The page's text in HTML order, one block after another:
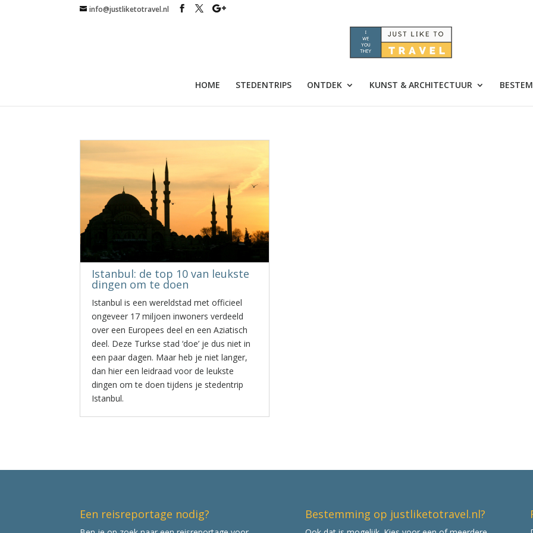
info@justliketotravel.nl
HOME STEDENTRIPS ONTDEK KUNST & ARCHITECTUUR
Istanbul: de top 10 van leukste
dingen om te doen
Istanbul is een wereldstad met officieel
ongeveer 17 miljoen inwoners verdeeld
over een Europees deel en een Aziatisch
deel. Deze Turkse stad ‘doe’ je dus niet in
een paar dagen. Maar heb je niet langer,
dan hier een leidraad voor de leukste
dingen om te doen tijdens je stedentrip
Istanbul.
Een reisreportage nodig? Bestemming op justliketotravel.nl?